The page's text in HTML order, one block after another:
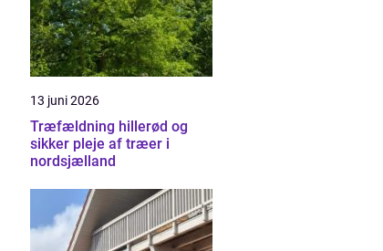
13 juni 2026
Træfældning hillerød og
sikker pleje af træer i
nordsjælland